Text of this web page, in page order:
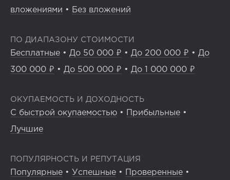
вложениями • Без вложений
ПО ДИАПАЗОНУ СТОИМОСТИ
Бесплатные • До 50 000 ₽ • До 200 000 ₽ • До
300 000 ₽ • До 500 000 ₽ • До 1 000 000 ₽
ОКУПАЕМОСТЬ И ДОХОДНОСТЬ
С быстрой окупаемостью • Прибыльные •
Лучшие
ПОПУЛЯРНОСТЬ И РЕПУТАЦИЯ
Популярные • Успешные • Проверенные •